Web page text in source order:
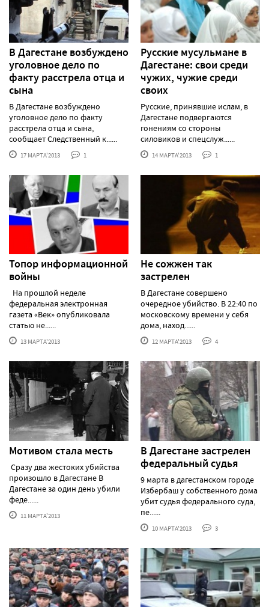
В Дагестане возбуждено
уголовное дело по
факту расстрела отца и
сына
В Дагестане возбуждено
уголовное дело по факту
расстрела отца и сына,
сообщает Следственный к......
17 МАРТА'2013 1
Русские мусульмане в
Дагестане: свои среди
чужих, чужие среди
своих
Русские, принявшие ислам, в
Дагестане подвергаются
гонениям со стороны
силовиков и спецслуж......
14 МАРТА'2013 1
Топор информационной
войны
На прошлой неделе
федеральная электронная
газета «Век» опубликовала
статью не......
13 МАРТА'2013
Не сожжен так
застрелен
В Дагестане совершено
очередное убийство. В 22:40 по
московскому времени у себя
дома, наход......
12 МАРТА'2013 4
Мотивом стала месть
Сразу два жестоких убийства
произошло в Дагестане В
Дагестане за один день убили
феде......
11 МАРТА'2013
В Дагестане застрелен
федеральный судья
9 марта в дагестанском городе
Избербаш у собственного дома
убит судья федерального суда,
пе......
10 МАРТА'2013 3